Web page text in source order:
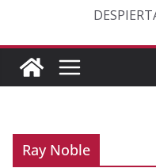
Ray Noble